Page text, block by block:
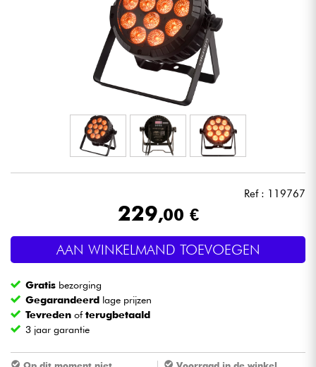
Synths & samplers
Home-studio
Microfoon
Licht
Drums & percussie
Blaasinstrument
Ref : 119767
229,00 €
AAN WINKELMAND TOEVOEGEN
Gratis bezorging
Gegarandeerd lage prijzen
Tevreden ofterugbetaald
3 jaar garantie